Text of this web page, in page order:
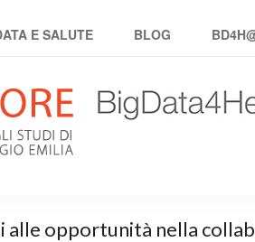
E SALUTE BLOG
alle opportunità nella